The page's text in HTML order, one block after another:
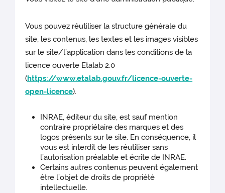
Vous pouvez réutiliser la structure générale du
site, les contenus, les textes et les images visibles
sur le site/l’application dans les conditions de la
licence ouverte Etalab 2.0
(https://www.etalab.gouv.fr/licence-ouverte-
open-licence).
INRAE, éditeur du site, est sauf mention
contraire propriétaire des marques et des
logos présents sur le site. En conséquence, il
vous est interdit de les réutiliser sans
l’autorisation préalable et écrite de INRAE.
Certains autres contenus peuvent également
être l’objet de droits de propriété
intellectuelle.